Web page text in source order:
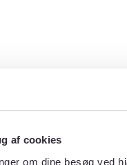
af cookies
om dine besøg ved